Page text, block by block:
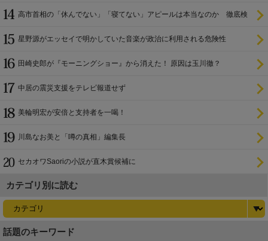
高市首相の「休んでない」「寝てない」アピールは本当なのか 徹底検
星野源がエッセイで明かしていた音楽が政治に利用される危険性
田崎史郎が『モーニングショー』から消えた！ 原因は玉川徹？
中居の震災支援をテレビ報道せず
美輪明宏が安倍と支持者を一喝！
川島なお美と「噂の真相」編集長
セカオワSaoriの小説が直木賞候補に
カテゴリ別に読む
話題のキーワード